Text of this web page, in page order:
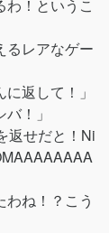
！というこ
るレアなゲー
返して！」
！」
返せだと！Ni
ね！？こう